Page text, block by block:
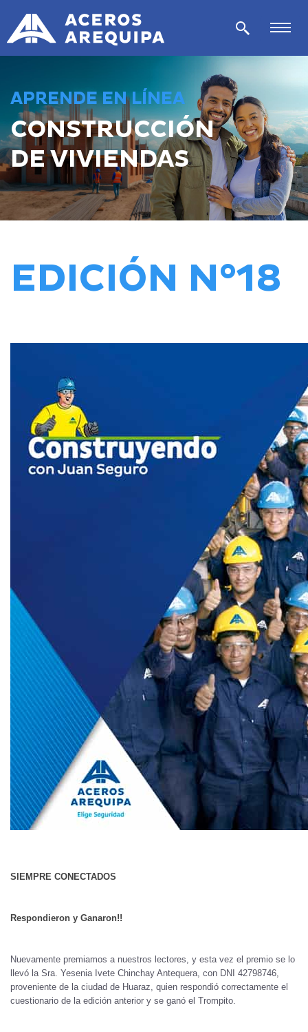
APRENDE EN LÍNEA
CONSTRUCCIÓN
DE VIVIENDAS
EDICIÓN N°18
SIEMPRE CONECTADOS
Respondieron y Ganaron!!
Nuevamente premiamos a nuestros lectores, y esta vez el premio se lo
llevó la Sra. Yesenia Ivete Chinchay Antequera, con DNI 42798746,
proveniente de la ciudad de Huaraz, quien respondió correctamente el
cuestionario de la edición anterior y se ganó el Trompito.